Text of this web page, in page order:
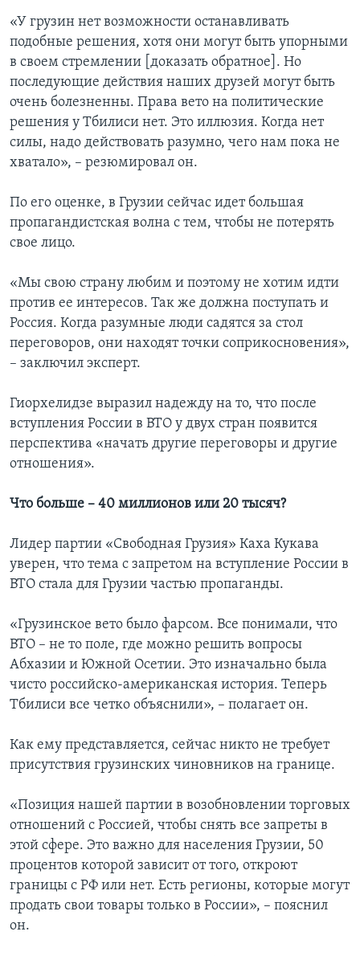
«У грузин нет возможности останавливать
подобные решения, хотя они могут быть упорными
в своем стремлении [доказать обратное]. Но
последующие действия наших друзей могут быть
очень болезненны. Права вето на политические
решения у Тбилиси нет. Это иллюзия. Когда нет
силы, надо действовать разумно, чего нам пока не
хватало», – резюмировал он.
По его оценке, в Грузии сейчас идет большая
пропагандистская волна с тем, чтобы не потерять
свое лицо.
«Мы свою страну любим и поэтому не хотим идти
против ее интересов. Так же должна поступать и
Россия. Когда разумные люди садятся за стол
переговоров, они находят точки соприкосновения»,
– заключил эксперт.
Гиорхелидзе выразил надежду на то, что после
вступления России в ВТО у двух стран появится
перспектива «начать другие переговоры и другие
отношения».
Что больше – 40 миллионов или 20 тысяч?
Лидер партии «Свободная Грузия» Каха Кукава
уверен, что тема с запретом на вступление России в
ВТО стала для Грузии частью пропаганды.
«Грузинское вето было фарсом. Все понимали, что
ВТО – не то поле, где можно решить вопросы
Абхазии и Южной Осетии. Это изначально была
чисто российско-американская история. Теперь
Тбилиси все четко объяснили», – полагает он.
Как ему представляется, сейчас никто не требует
присутствия грузинских чиновников на границе.
«Позиция нашей партии в возобновлении торговых
отношений с Россией, чтобы снять все запреты в
этой сфере. Это важно для населения Грузии, 50
процентов которой зависит от того, откроют
границы с РФ или нет. Есть регионы, которые могут
продать свои товары только в России», – пояснил
он.